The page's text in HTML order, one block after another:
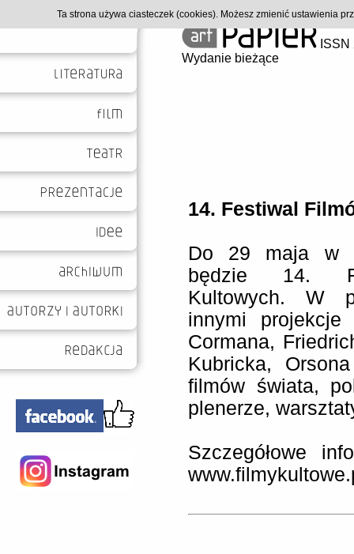
Wydanie bieżące
14. Festiwal
Do 29 maja w
będzie 14.
Kultowych. W
innymi
Cormana,
Kubricka,
filmów świata,
plenerze,
Szczegółowe
Ta strona używa ciasteczek (cookies). Możesz zmienić ustawienia